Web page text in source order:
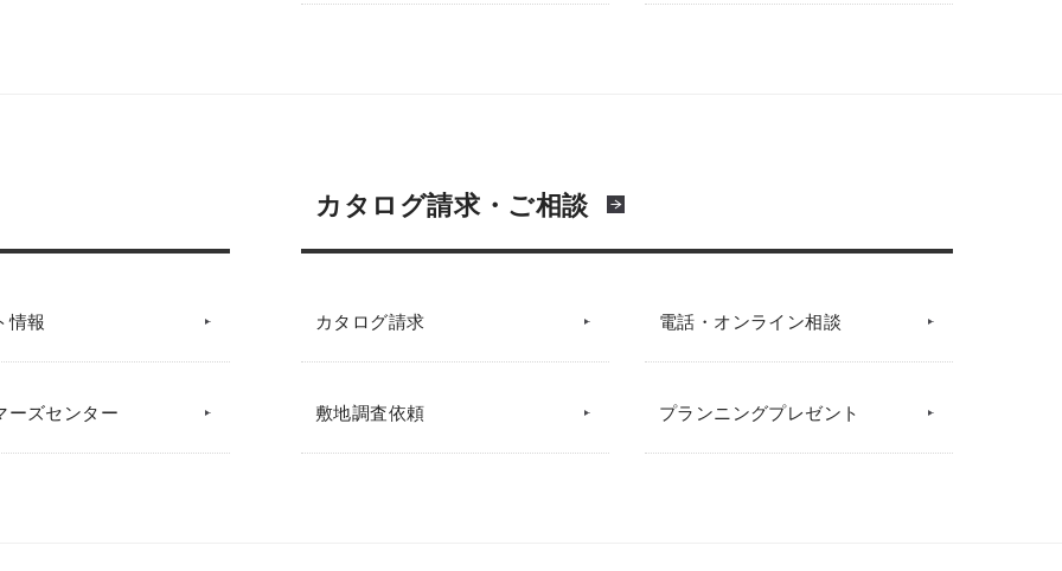
情報
ーズセンター
カタログ請求・ご相談
カタログ請求 電話・オンライン相談
敷地調査依頼 プランニングプレゼント